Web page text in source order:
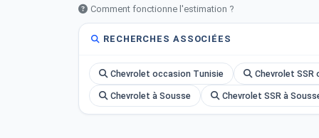
Modes de conduite :Normale| Sport | Eco
Rétroviseur intérieur Anti-éblouissement
Rétroviseurs extérieurs Électriques | Rabattables |
Comment fonctionne l'estimation ?
RECHERCHES ASSOCIÉES
Chevrolet occasion Tunisie Chevrolet SSR
Chevrolet à Sousse Chevrolet SSR à